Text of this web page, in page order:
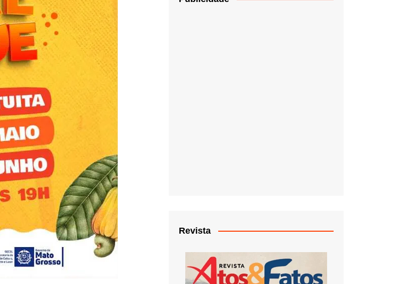
Revista